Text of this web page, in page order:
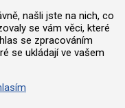
našli jste na nich, co
se vám věci, které
se zpracováním
se ukládají ve vašem